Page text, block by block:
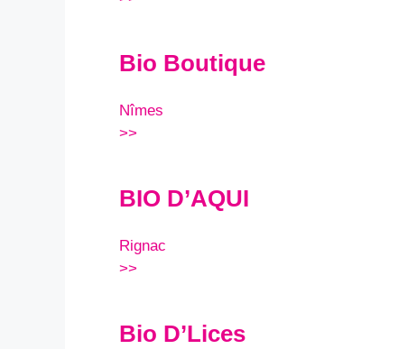
Bio Boutique
Nîmes
>>
BIO D’AQUI
Rignac
>>
Bio D’Lices